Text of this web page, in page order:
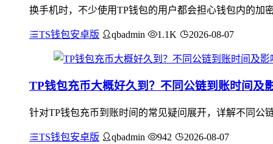
换手机时，不少使用TP钱包的用户都会担心钱包内的加
TS钱包安卓版 qbadmin 1.1K 2026-08-07
TP钱包充币大概好久到？不同公链到账时间及
针对TP钱包充币到账时间的常见疑问展开，详解不同公
TS钱包安卓版 qbadmin 942 2026-08-07